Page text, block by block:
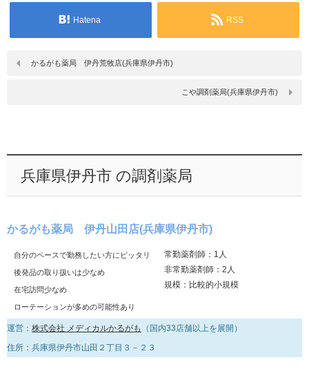
Hatena RSS
かるがも薬局 伊丹荒牧店(兵庫県伊丹市)
こや調剤薬局(兵庫県伊丹市)
兵庫県伊丹市 の調剤薬局
かるがも薬局 伊丹山田店(兵庫県伊丹市)
自分のペースで勤務したい方にピッタリ
後発品の取り扱いは少なめ
在宅訪問少なめ
ローテーションが多めの可能性あり
常勤薬剤師：1人
非常勤薬剤師：2人
規模：比較的小規模
運営： 株式会社 メディカルかるがも
（国内33店舗以上を展開）
住所：兵庫県伊丹市山田２丁目３－２３